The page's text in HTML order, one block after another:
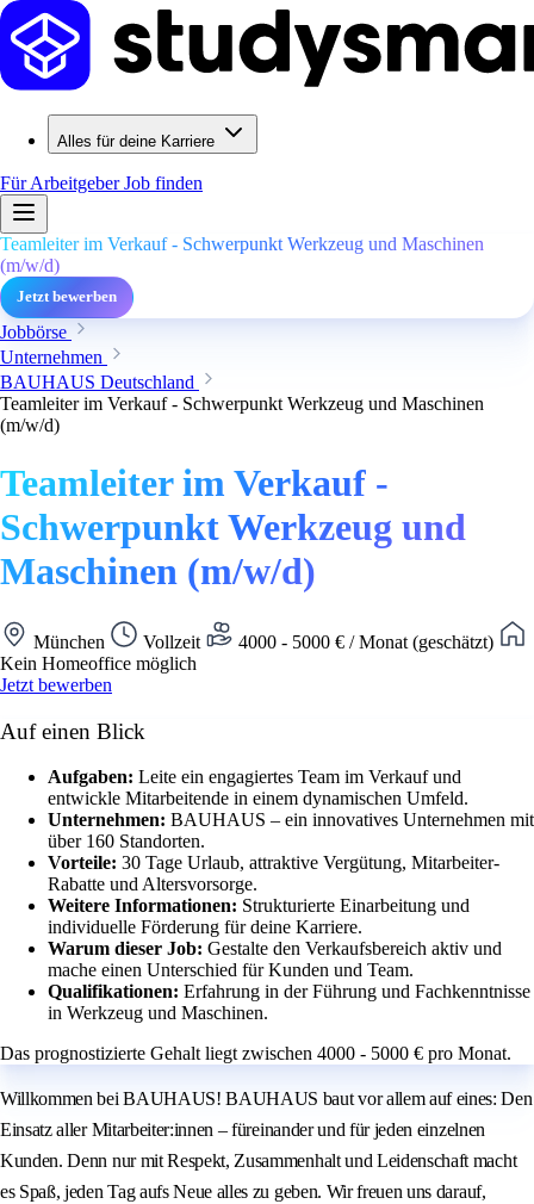
Alles für deine Karriere
Für ArbeitgeberJob finden
Teamleiter im Verkauf - Schwerpunkt Werkzeug und Maschinen
(m/w/d)
Jetzt bewerben
Jobbörse
Unternehmen
BAUHAUS Deutschland
Teamleiter im Verkauf - Schwerpunkt Werkzeug und Maschinen
(m/w/d)
Teamleiter im Verkauf -
Schwerpunkt Werkzeug und
Maschinen (m/w/d)
München Vollzeit
4000 - 5000 € / Monat (geschätzt)
Kein Homeoffice möglich
Jetzt bewerben
Auf einen Blick
Aufgaben: Leite ein engagiertes Team im Verkauf und
entwickle Mitarbeitende in einem dynamischen Umfeld.
Unternehmen: BAUHAUS – ein innovatives Unternehmen mit
über 160 Standorten.
Vorteile: 30 Tage Urlaub, attraktive Vergütung, Mitarbeiter-
Rabatte und Altersvorsorge.
Weitere Informationen: Strukturierte Einarbeitung und
individuelle Förderung für deine Karriere.
Warum dieser Job: Gestalte den Verkaufsbereich aktiv und
mache einen Unterschied für Kunden und Team.
Qualifikationen: Erfahrung in der Führung und Fachkenntnisse
in Werkzeug und Maschinen.
Das prognostizierte Gehalt liegt zwischen 4000 - 5000 € pro Monat.
Willkommen bei BAUHAUS! BAUHAUS baut vor allem auf eines: Den
Einsatz aller Mitarbeiter:innen – füreinander und für jeden einzelnen
Kunden. Denn nur mit Respekt, Zusammenhalt und Leidenschaft macht
es Spaß, jeden Tag aufs Neue alles zu geben. Wir freuen uns darauf,